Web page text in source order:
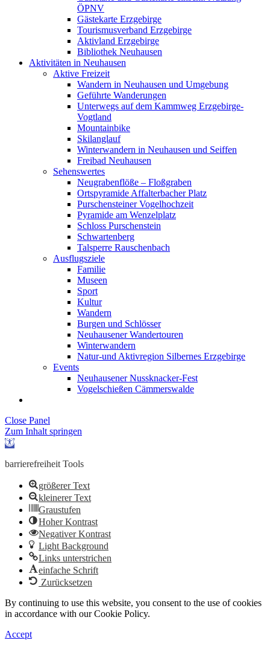
ÖPNV
Gästekarte Erzgebirge
Tourismusverband Erzgebirge
Aktivland Erzgebirge
Bibliothek Neuhausen
Aktivitäten in Neuhausen
Aktive Freizeit
Wandern in Neuhausen und Umgebung
Geführte Wanderungen
Unterwegs auf dem Kammweg Erzgebirge-
Vogtland
Mountainbike
Skilanglauf
Winterwandern in Neuhausen und Seiffen
Freibad Neuhausen
Sehenswertes
Neugrabenflöße – Floßgraben
Ortspyramide Affalterbacher Platz
Purschensteiner Vogelhochzeit
Pyramide am Wenzelplatz
Schloss Purschenstein
Schwartenberg
Talsperre Rauschenbach
Ausflugsziele
Familie
Museen
Sport
Kultur
Wandern
Burgen und Schlösser
Neuhausener Wandertouren
Winterwandern
Natur-und Aktivregion Silbernes Erzgebirge
Events
Neuhausener Nussknacker-Fest
Vogelschießen Cämmerswalde
Close Panel
Zum Inhalt springen
Werkzeugleiste
barrierefreiheit Tools
größerer Text
kleinerer Text
Graustufen
Hoher Kontrast
Negativer Kontrast
Light Background
Links unterstrichen
einfache Schrift
Zurücksetzen
By continuing to use this website, you consent to the use of cookies
in accordance with our Cookie Policy.
Accept